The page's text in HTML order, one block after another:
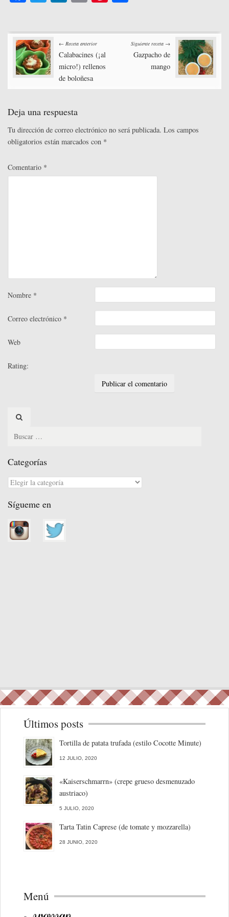
bo
ok
tte
r
ed
In
ailer m
pa
rti
Post
navigation
← Receta anterior
Calabacines (¡al
micro!) rellenos
de boloñesa
Siguiente receta →
Gazpacho de
mango
Deja una respuesta
Tu dirección de correo electrónico no será publicada. Los campos
obligatorios están marcados con *
Comentario *
Nombre *
Correo electrónico *
Web
Rating:
Search
Categorías
Categorías
Sígueme en
Últimos posts
Tortilla de patata trufada (estilo Cocotte Minute)
12 JULIO, 2020
«Kaiserschmarrn» (crepe grueso desmenuzado
austriaco)
5 JULIO, 2020
Tarta Tatin Caprese (de tomate y mozzarella)
28 JUNIO, 2020
Menú